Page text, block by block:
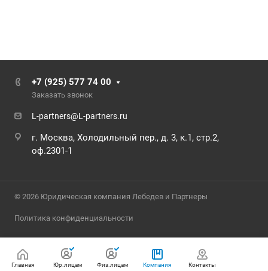
+7 (925) 577 74 00
Заказать звонок
L-partners@L-partners.ru
г. Москва, Холодильный пер., д. 3, к.1, стр.2,
оф.2301-1
© 2026 Юридическая компания Лебедев и Партнеры
Политика конфиденциальности
Главная Юр.лицам Физ.лицам Компания Контакты